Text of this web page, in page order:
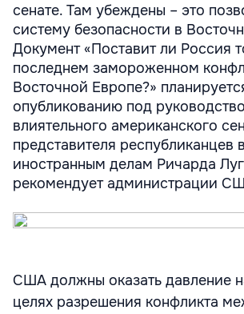
сенате. Там убеждены – это
систему безопасности в
Документ «Поставит ли Россия
последнем замороженном
Восточной Европе?»
опубликованию под
влиятельного американского
представителя республиканцев
иностранным делам Ричарда
рекомендует администрации
США должны оказать давление
целях разрешения конфликта